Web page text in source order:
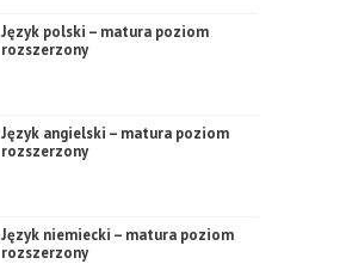
Język polski – matura poziom
rozszerzony
Język angielski – matura poziom
rozszerzony
Język niemiecki – matura poziom
rozszerzony